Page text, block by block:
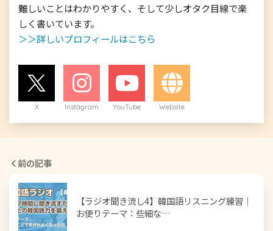
難しいことはわかりやすく、そして少しオタク目線で楽
＞＞詳しいプロフィールはこちら
X Instagram YouTube Website
前の記事
【ラジオ聞き流し4】韓国語リスニング練習｜
お便りテーマ：些細な…